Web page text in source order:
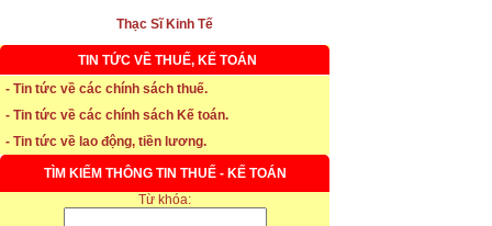
Thạc Sĩ Kinh Tế
TIN TỨC VỀ THUẾ, KẾ TOÁN
- Tin tức về các chính sách thuế.
- Tin tức về các chính sách Kế toán.
- Tin tức về lao động, tiền lương.
TÌM KIẾM THÔNG TIN THUẾ - KẾ TOÁN
Từ khóa:
* Thời hạn đăng ký bảo hiểm thất nghiệp
* Thời hiệu xử phạt trong xây dựng